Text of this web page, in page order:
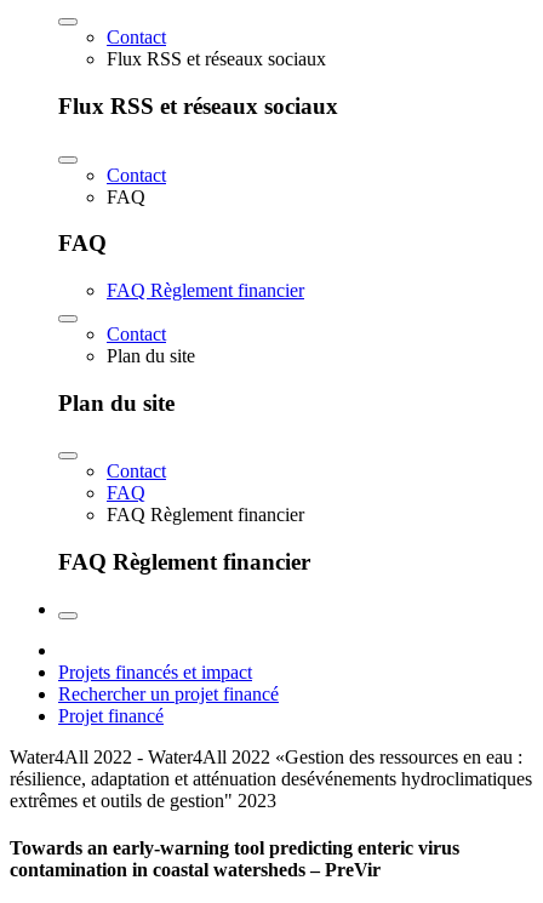
Contact
Flux RSS et réseaux sociaux
Flux RSS et réseaux sociaux
Contact
FAQ
FAQ
FAQ Règlement financier
Contact
Plan du site
Plan du site
Contact
FAQ
FAQ Règlement financier
FAQ Règlement financier
Projets financés et impact
Rechercher un projet financé
Projet financé
Water4All 2022 - Water4All 2022 «Gestion des ressources en eau :
résilience, adaptation et atténuation desévénements hydroclimatiques
extrêmes et outils de gestion" 2023
Towards an early-warning tool predicting enteric virus
contamination in coastal watersheds – PreVir